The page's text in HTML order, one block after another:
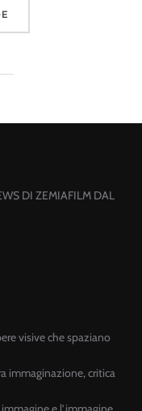
« L’UOMO DI CEMENTO »
DI ZEMIAFILM DAL
visive che spaziano
immaginazione, critica